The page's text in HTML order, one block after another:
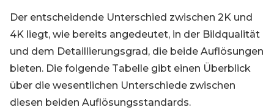
Der entscheidende Unterschied zwischen 2K und
4K liegt, wie bereits angedeutet, in der Bildqualität
und dem Detaillierungsgrad, die beide Auflösungen
bieten. Die folgende Tabelle gibt einen Überblick
über die wesentlichen Unterschiede zwischen
diesen beiden Auflösungsstandards.